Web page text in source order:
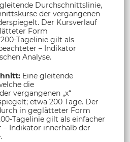
Durchschnittslinie,
der vergangenen
Der Kursverlauf
Form
Tagelinie gilt als
– Indikator
Analyse.
Eine gleitende
die
vergangenen „x“
etwa 200 Tage. Der
in geglätteter Form
Tagelinie gilt als einfacher
– Indikator innerhalb der